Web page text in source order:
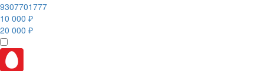
9307701777
10 000 ₽
20 000 ₽